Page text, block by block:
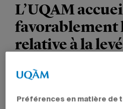
L’UQAM
favorablement
relative à la
par le Conseil
Préférences en matière de